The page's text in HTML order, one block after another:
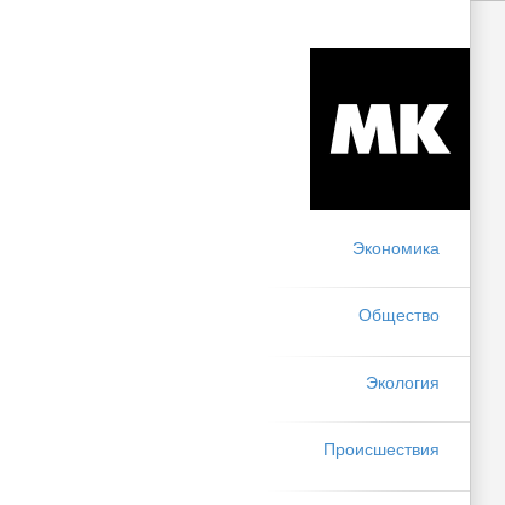
Экономика
Общество
Экология
Происшествия